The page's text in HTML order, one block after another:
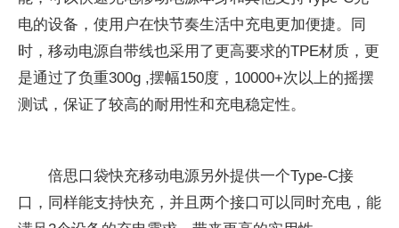
电的设备，使用户在快节奏生活中充电更加便捷。同
时，移动电源自带线也采用了更高要求的TPE材质，更
是通过了负重300g ,摆幅150度，10000+次以上的摇摆
测试，保证了较高的耐用性和充电稳定性。
倍思口袋快充移动电源另外提供一个Type-C接
口，同样能支持快充，并且两个接口可以同时充电，能